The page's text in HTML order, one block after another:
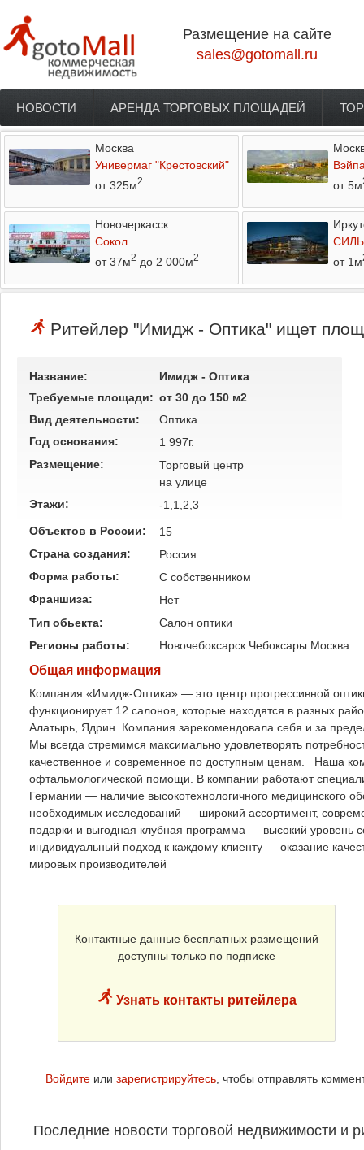
Размещение на сайте
sales@gotomall.ru
Главное меню
НОВОСТИ АРЕНДА ТОРГОВЫХ ПЛОЩАДЕЙ
Москва
Универмаг "Крестовский"
от 325м2
от 5м
Новочеркасск
Сокол
от 37м2 до 2 000м2
от 1м
Ритейлер "Имидж - Оптика" ищет
Название:
Имидж - Оптика
Требуемые площади: от 30 до 150 м2
Вид деятельности:
Оптика
Год основания:
1 997г.
Размещение:
Торговый центр
на улице
Этажи:
-1,1,2,3
Объектов в России:
15
Страна создания:
Россия
Форма работы:
C собственником
Франшиза:
Нет
Тип обьекта:
Салон оптики
Регионы работы:
Новочебоксарск Чебоксары Москва
Общая информация
Компания «Имидж-Оптика» — это центр прогрессивной
функционирует 12 салонов, которые находятся в разных
Алатырь, Ядрин. Компания зарекомендовала себя и за
Мы всегда стремимся максимально удовлетворять
качественное и современное по доступным ценам. Наша
офтальмологической помощи. В компании работают
Германии — наличие высокотехнологичного медицинского
необходимых исследований — широкий ассортимент,
подарки и выгодная клубная программа — высокий
индивидуальный подход к каждому клиенту — оказание
мировых производителей
Контактные данные бесплатных размещений
доступны только по подписке
Узнать контакты ритейлера
Войдите или зарегистрируйтесь, чтобы отправлять
Последние новости торговой недвижимости и